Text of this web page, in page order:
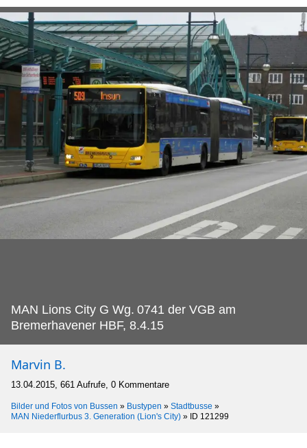
MAN Lions City G Wg. 0741 der VGB am
Bremerhavener HBF, 8.4.15
Marvin B.
13.04.2015, 661 Aufrufe, 0 Kommentare
Bilder und Fotos von Bussen » Bustypen » Stadtbusse »
MAN Niederflurbus 3. Generation (Lion's City) » ID 121299